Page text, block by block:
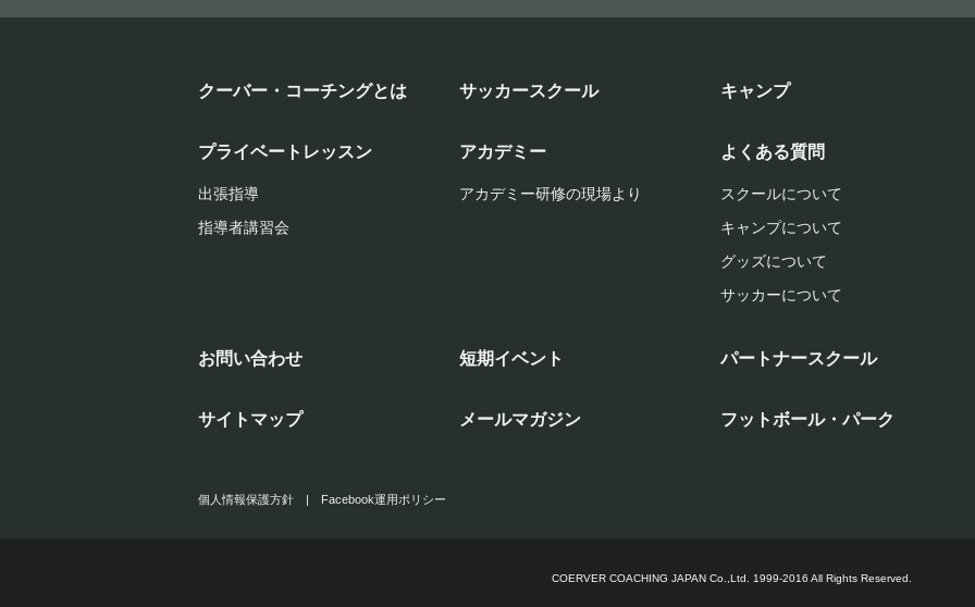
クーバー・コーチングとは サッカースクール キャンプ
プライベートレッスン
出張指導
指導者講習会
アカデミー
アカデミー研修の現場より
よくある質問
スクールについて
キャンプについて
グッズについて
サッカーについて
お問い合わせ 短期イベント パートナースクール
サイトマップ メールマガジン フットボール・パーク
個人情報保護方針 | Facebook運用ポリシー
COERVER COACHING JAPAN Co.,Ltd. 1999-2016 All Rights Reserved.